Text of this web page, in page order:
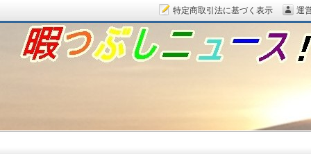
特定商取引法に基づく表示 運